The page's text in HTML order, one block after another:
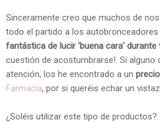
Sinceramente creo que muchos de
todo el partido a los autobronceadores
fantástica de lucir 'buena cara' durante
cuestión de acostumbrarse!. Si alguno
atención, los he encontrado a un
Farmacia, por si queréis echar un
¿Soléis utilizar este tipo de